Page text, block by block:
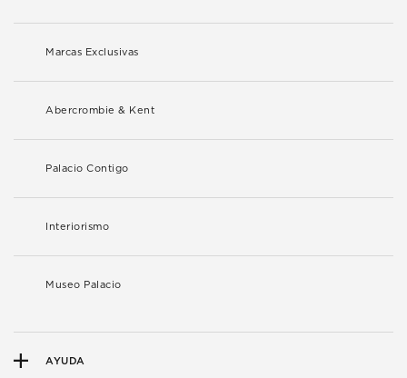
Marcas Exclusivas
Abercrombie & Kent
Palacio Contigo
Interiorismo
Museo Palacio
AYUDA